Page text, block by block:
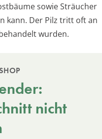
sowie Sträucher
kann. Der Pilz tritt oft an
wurden.
nicht